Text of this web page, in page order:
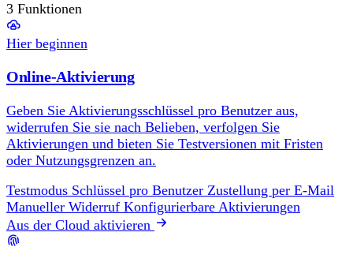
3 Funktionen
Hier beginnen
Online-Aktivierung
Geben Sie Aktivierungsschlüssel pro Benutzer aus,
widerrufen Sie sie nach Belieben, verfolgen Sie
Aktivierungen und bieten Sie Testversionen mit Fristen
oder Nutzungsgrenzen an.
Testmodus Schlüssel pro Benutzer Zustellung per E-Mail
Manueller Widerruf Konfigurierbare Aktivierungen
Aus der Cloud aktivieren